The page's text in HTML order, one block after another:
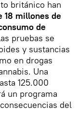
británico han
18 millones de
de
pruebas se
y sustancias
en drogas
Una
125.000
un programa
del